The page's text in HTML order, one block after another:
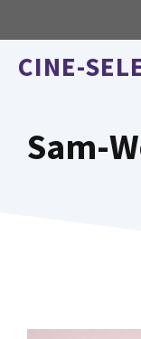
au
contenu
CINE-
Sam-